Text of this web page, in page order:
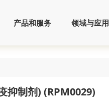
抑制剂) (RPM0029)
产品和服务 领域与应用